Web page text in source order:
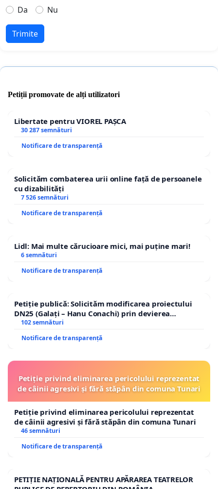
Da
Nu
Trimite
Petiții promovate de alți utilizatori
Libertate pentru VIOREL PAȘCA
30 287 semnături
Notificare de transparență
Solicităm combaterea urii online față de persoanele
cu dizabilități
7 526 semnături
Notificare de transparență
Lidl: Mai multe cărucioare mici, mai puține mari!
6 semnături
Notificare de transparență
Petiție publică: Solicităm modificarea proiectului
DN25 (Galați – Hanu Conachi) prin devierea
traseului în afara localităților!
102 semnături
Notificare de transparență
Petiție privind eliminarea pericolului reprezentat
de câinii agresivi și fără stăpân din comuna Tunari
Petiție privind eliminarea pericolului reprezentat
de câinii agresivi și fără stăpân din comuna Tunari
46 semnături
Notificare de transparență
PETIȚIE NAȚIONALĂ PENTRU APĂRAREA TEATRELOR